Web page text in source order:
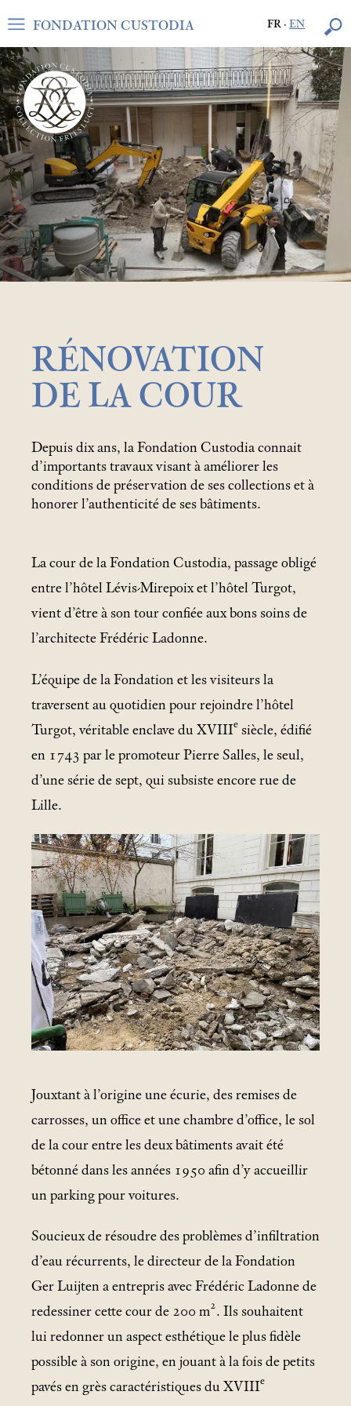
FR·EN
FONDATION CUSTODIA
RÉNOVATION
DE LA COUR
Depuis dix ans, la Fondation Custodia connait
d’importants travaux visant à améliorer les
conditions de préservation de ses collections et à
honorer l’authenticité de ses bâtiments.
La cour de la Fondation Custodia, passage obligé
entre l’hôtel Lévis-Mirepoix et l’hôtel Turgot,
vient d’être à son tour confiée aux bons soins de
l’architecte Frédéric Ladonne.
L’équipe de la Fondation et les visiteurs la
traversent au quotidien pour rejoindre l’hôtel
Turgot, véritable enclave du XVIIIe siècle, édifié
en 1743 par le promoteur Pierre Salles, le seul,
d’une série de sept, qui subsiste encore rue de
Lille.
Jouxtant à l’origine une écurie, des remises de
carrosses, un office et une chambre d’office, le sol
de la cour entre les deux bâtiments avait été
bétonné dans les années 1950 afin d’y accueillir
un parking pour voitures.
Soucieux de résoudre des problèmes d’infiltration
d’eau récurrents, le directeur de la Fondation
Ger Luijten a entrepris avec Frédéric Ladonne de
redessiner cette cour de 200 m2. Ils souhaitent
lui redonner un aspect esthétique le plus fidèle
possible à son origine, en jouant à la fois de petits
pavés en grès caractéristiques du XVIIIe